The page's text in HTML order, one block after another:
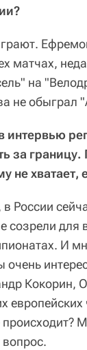
матчах,
на
не обыграл
интервью
за границу.
не хватает,
России
созрели для
И
очень
Кокорин,
происходит?
вопрос.